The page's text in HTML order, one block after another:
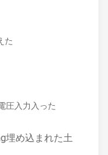
た
圧入力入った
埋め込まれた土